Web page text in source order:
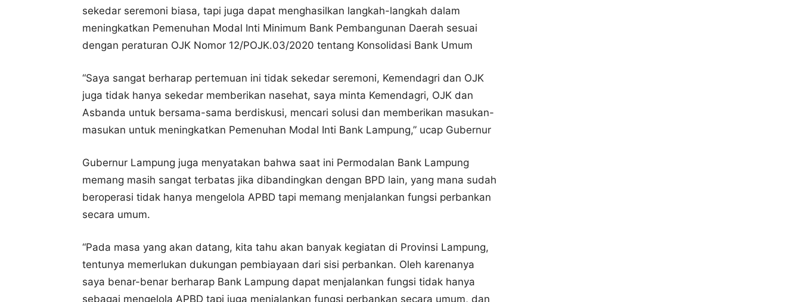
sekedar seremoni biasa, tapi juga dapat menghasilkan langkah-langkah dalam
meningkatkan Pemenuhan Modal Inti Minimum Bank Pembangunan Daerah sesuai
dengan peraturan OJK Nomor 12/POJK.03/2020 tentang Konsolidasi Bank Umum
“Saya sangat berharap pertemuan ini tidak sekedar seremoni, Kemendagri dan OJK
juga tidak hanya sekedar memberikan nasehat, saya minta Kemendagri, OJK dan
Asbanda untuk bersama-sama berdiskusi, mencari solusi dan memberikan masukan-
masukan untuk meningkatkan Pemenuhan Modal Inti Bank Lampung,” ucap Gubernur
Gubernur Lampung juga menyatakan bahwa saat ini Permodalan Bank Lampung
memang masih sangat terbatas jika dibandingkan dengan BPD lain, yang mana sudah
beroperasi tidak hanya mengelola APBD tapi memang menjalankan fungsi perbankan
secara umum.
“Pada masa yang akan datang, kita tahu akan banyak kegiatan di Provinsi Lampung,
tentunya memerlukan dukungan pembiayaan dari sisi perbankan. Oleh karenanya
saya benar-benar berharap Bank Lampung dapat menjalankan fungsi tidak hanya
sebagai mengelola APBD tapi juga menjalankan fungsi perbankan secara umum, dan